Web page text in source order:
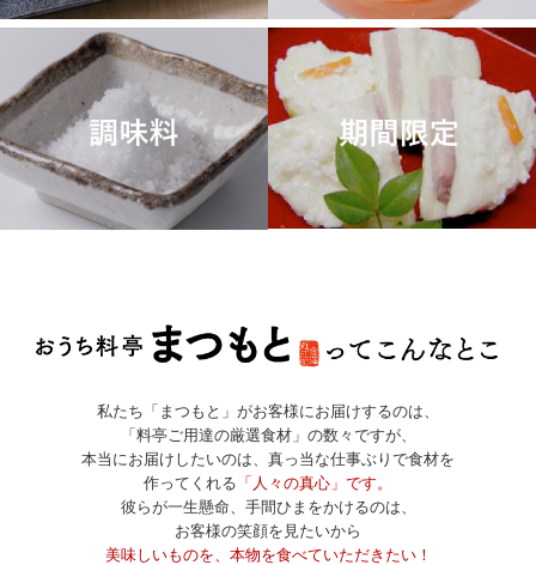
私たち「まつもと」がお客様にお届けするのは、
「料亭ご用達の厳選食材」の数々ですが、
本当にお届けしたいのは、真っ当な仕事ぶりで食材を
作ってくれる 「人々の真心」です。
彼らが一生懸命、手間ひまをかけるのは、
お客様の笑顔を見たいから
美味しいものを、本物を食べていただきたい！